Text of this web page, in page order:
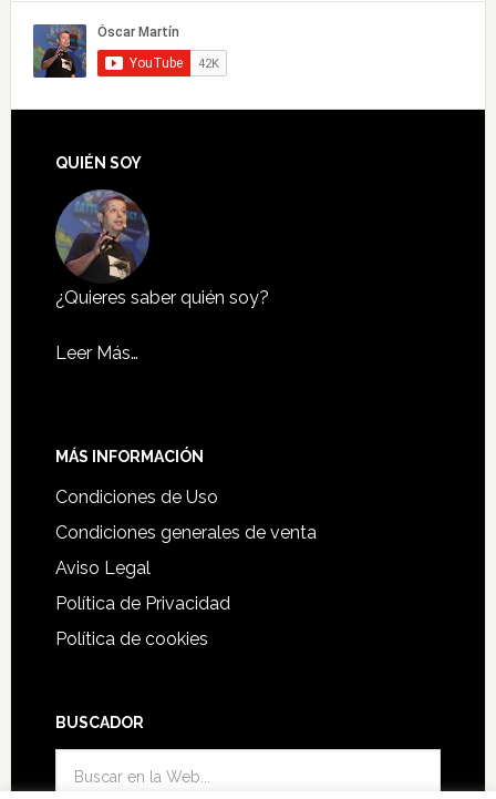
QUIÉN SOY
¿Quieres saber quién soy?
Leer Más…
MÁS INFORMACIÓN
Condiciones de Uso
Condiciones generales de venta
Aviso Legal
Política de Privacidad
Política de cookies
BUSCADOR